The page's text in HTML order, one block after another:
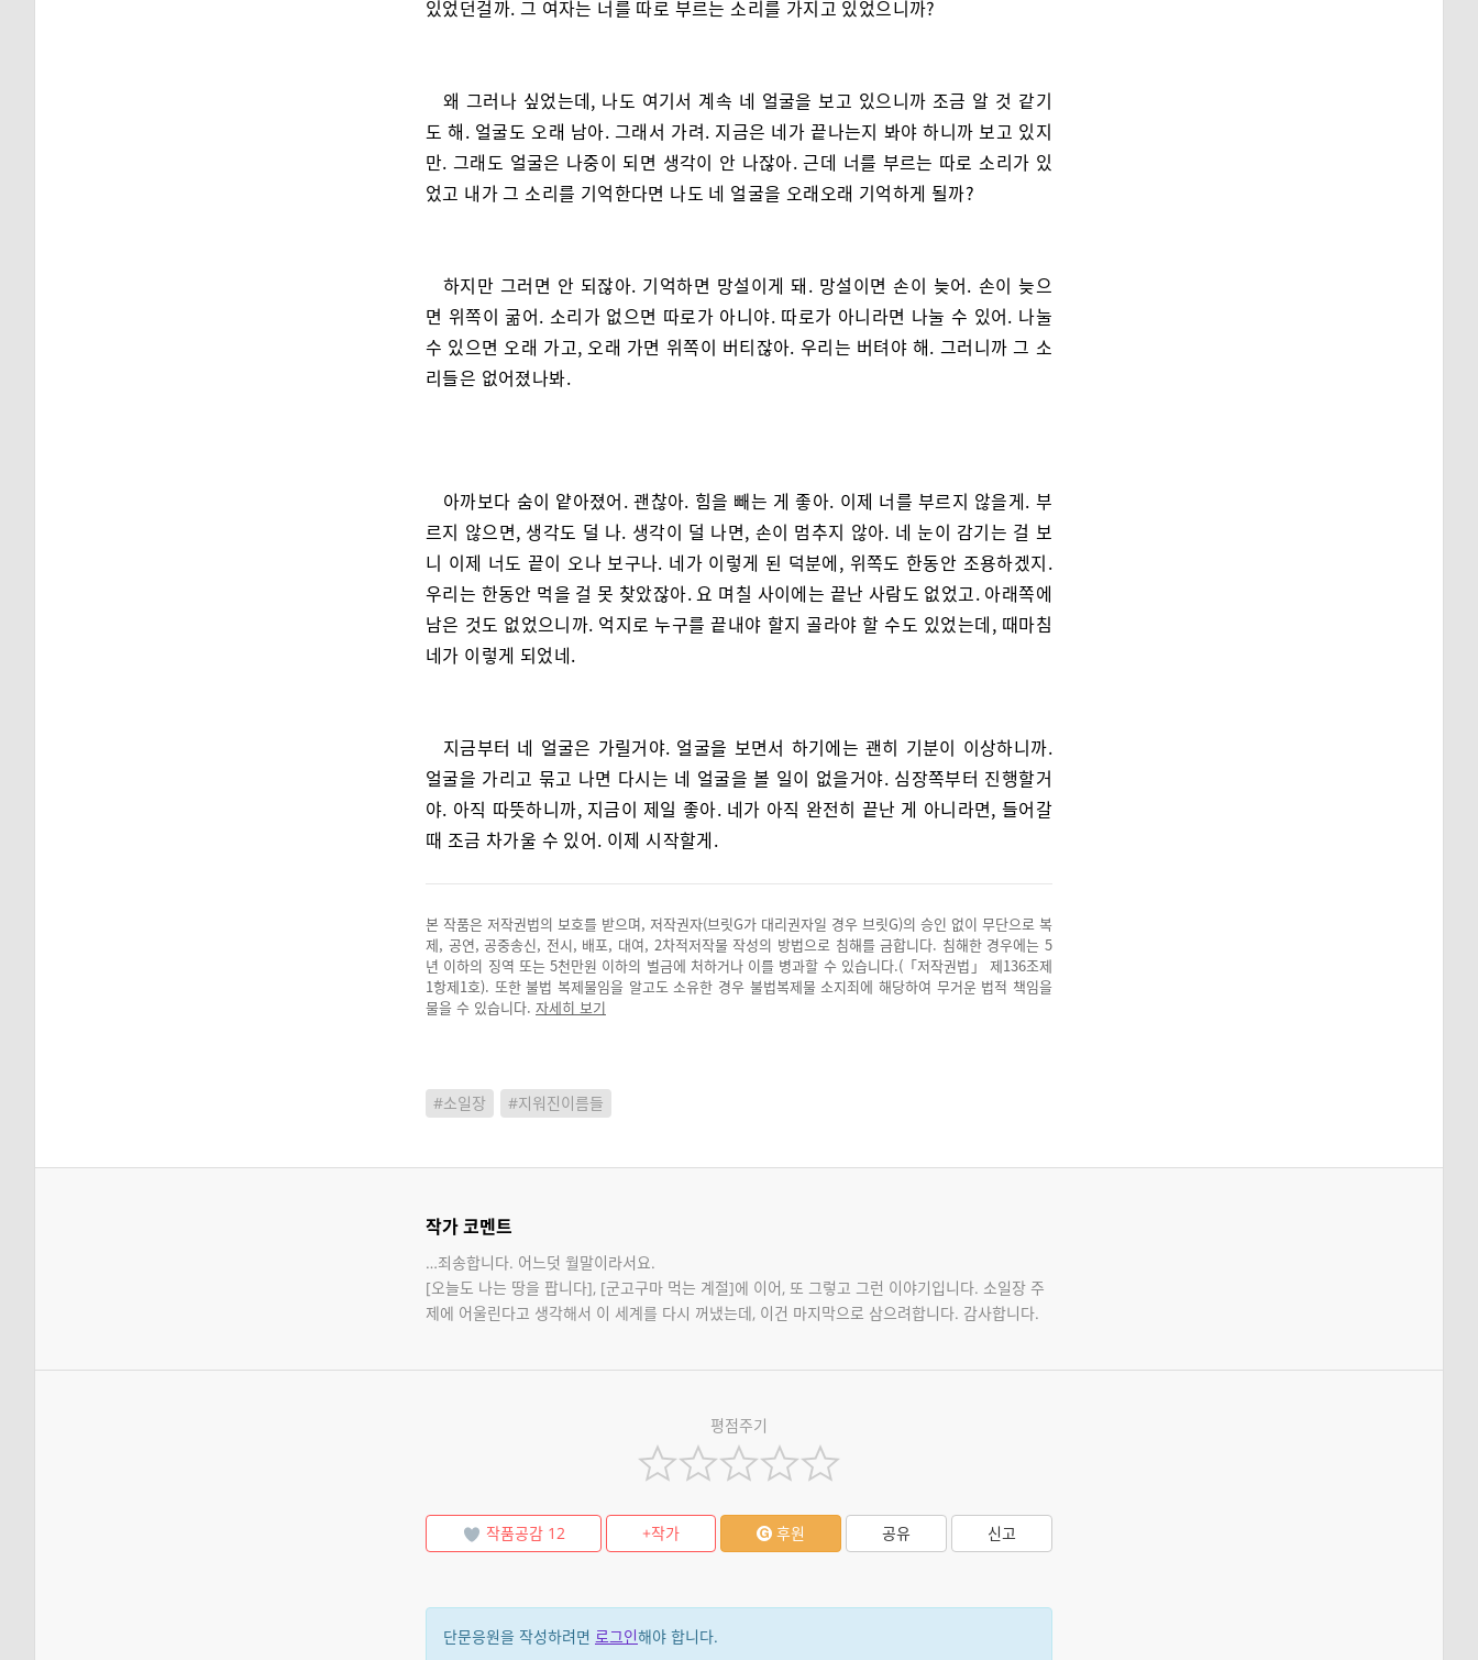
있었던걸까. 그 여자는 너를 따로 부르는 소리를 가지고 있었으니까?
왜 그러나 싶었는데, 나도 여기서 계속 네 얼굴을 보고 있으니까 조금 알 것 같기
도 해. 얼굴도 오래 남아. 그래서 가려. 지금은 네가 끝나는지 봐야 하니까 보고 있지
만. 그래도 얼굴은 나중이 되면 생각이 안 나잖아. 근데 너를 부르는 따로 소리가 있
었고 내가 그 소리를 기억한다면 나도 네 얼굴을 오래오래 기억하게 될까?
하지만 그러면 안 되잖아. 기억하면 망설이게 돼. 망설이면 손이 늦어. 손이 늦으
면 위쪽이 굶어. 소리가 없으면 따로가 아니야. 따로가 아니라면 나눌 수 있어. 나눌
수 있으면 오래 가고, 오래 가면 위쪽이 버티잖아. 우리는 버텨야 해. 그러니까 그 소
리들은 없어졌나봐.
아까보다 숨이 얕아졌어. 괜찮아. 힘을 빼는 게 좋아. 이제 너를 부르지 않을게. 부
르지 않으면, 생각도 덜 나. 생각이 덜 나면, 손이 멈추지 않아. 네 눈이 감기는 걸 보
니 이제 너도 끝이 오나 보구나. 네가 이렇게 된 덕분에, 위쪽도 한동안 조용하겠지.
우리는 한동안 먹을 걸 못 찾았잖아. 요 며칠 사이에는 끝난 사람도 없었고. 아래쪽에
남은 것도 없었으니까. 억지로 누구를 끝내야 할지 골라야 할 수도 있었는데, 때마침
네가 이렇게 되었네.
지금부터 네 얼굴은 가릴거야. 얼굴을 보면서 하기에는 괜히 기분이 이상하니까.
얼굴을 가리고 묶고 나면 다시는 네 얼굴을 볼 일이 없을거야. 심장쪽부터 진행할거
야. 아직 따뜻하니까, 지금이 제일 좋아. 네가 아직 완전히 끝난 게 아니라면, 들어갈
때 조금 차가울 수 있어. 이제 시작할게.
본 작품은 저작권법의 보호를 받으며, 저작권자(브릿G가 대리권자일 경우 브릿G)의 승인 없이 무단으로 복
제, 공연, 공중송신, 전시, 배포, 대여, 2차적저작물 작성의 방법으로 침해를 금합니다. 침해한 경우에는 5
년 이하의 징역 또는 5천만원 이하의 벌금에 처하거나 이를 병과할 수 있습니다.(「저작권법」 제136조제
1항제1호). 또한 불법 복제물임을 알고도 소유한 경우 불법복제물 소지죄에 해당하여 무거운 법적 책임을
물을 수 있습니다. 자세히 보기
#소일장 #지워진이름들
작가 코멘트
…죄송합니다. 어느덧 월말이라서요.
[오늘도 나는 땅을 팝니다], [군고구마 먹는 계절]에 이어, 또 그렇고 그런 이야기입니다. 소일장 주
제에 어울린다고 생각해서 이 세계를 다시 꺼냈는데, 이건 마지막으로 삼으려합니다. 감사합니다.
평점주기
작품공감 12 +작가 후원 공유 신고
단문응원을 작성하려면 로그인해야 합니다.